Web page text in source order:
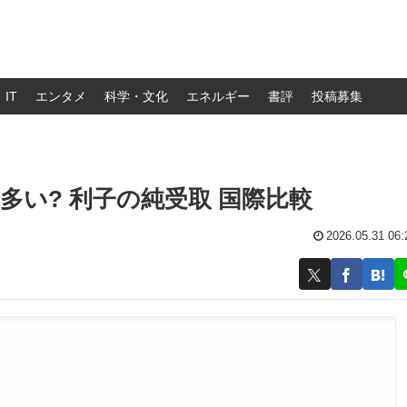
IT エンタメ 科学・文化 エネルギー 書評 投稿募集
い? 利子の純受取 国際比較
2026.05.31